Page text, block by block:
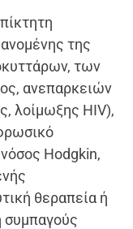
της
των
ανεπαρκειών
λοίμωξης HIV),
Hodgkin,
θεραπεία ή
συμπαγούς